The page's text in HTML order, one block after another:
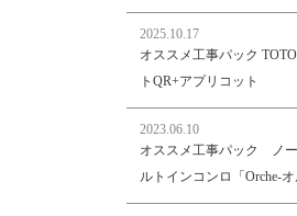
2025.10.17
オススメ工事パック
トQR+アプリコット
2023.06.10
オススメ工事パック ノ
ルトインコンロ「Orche-オ